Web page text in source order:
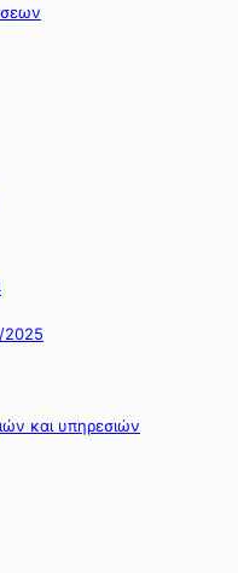
2025
και υπηρεσιών